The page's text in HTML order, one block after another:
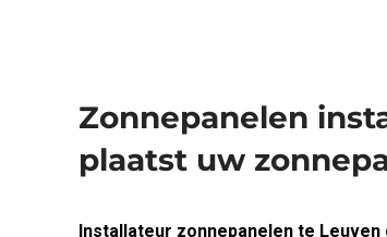
Zonnepanelen
plaatst uw
Installateur zonnepanelen te Leuven